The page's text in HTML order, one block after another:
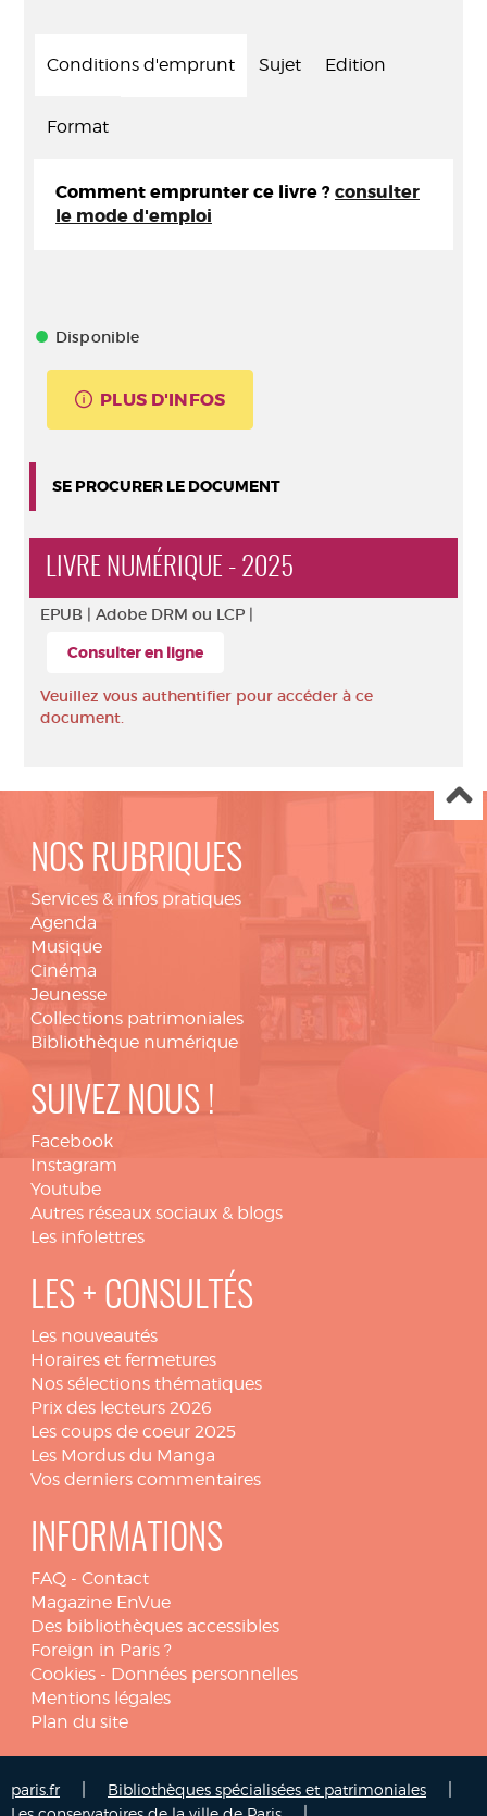
Conditions d'emprunt Sujet Edition
Format
Comment emprunter ce livre ? consulter
le mode d'emploi
Disponible
PLUS D'INFOS
SE PROCURER LE DOCUMENT
LIVRE NUMÉRIQUE - 2025
EPUB | Adobe DRM ou LCP |
Consulter en ligne
Veuillez vous authentifier pour accéder à ce
document.
NOS RUBRIQUES
Services & infos pratiques
Agenda
Musique
Cinéma
Jeunesse
Collections patrimoniales
Bibliothèque numérique
SUIVEZ NOUS !
Facebook
Instagram
Youtube
Autres réseaux sociaux & blogs
Les infolettres
LES + CONSULTÉS
Les nouveautés
Horaires et fermetures
Nos sélections thématiques
Prix des lecteurs 2026
Les coups de coeur 2025
Les Mordus du Manga
Vos derniers commentaires
INFORMATIONS
FAQ - Contact
Magazine EnVue
Des bibliothèques accessibles
Foreign in Paris ?
Cookies - Données personnelles
Mentions légales
Plan du site
paris.fr Bibliothèques spécialisées et patrimoniales